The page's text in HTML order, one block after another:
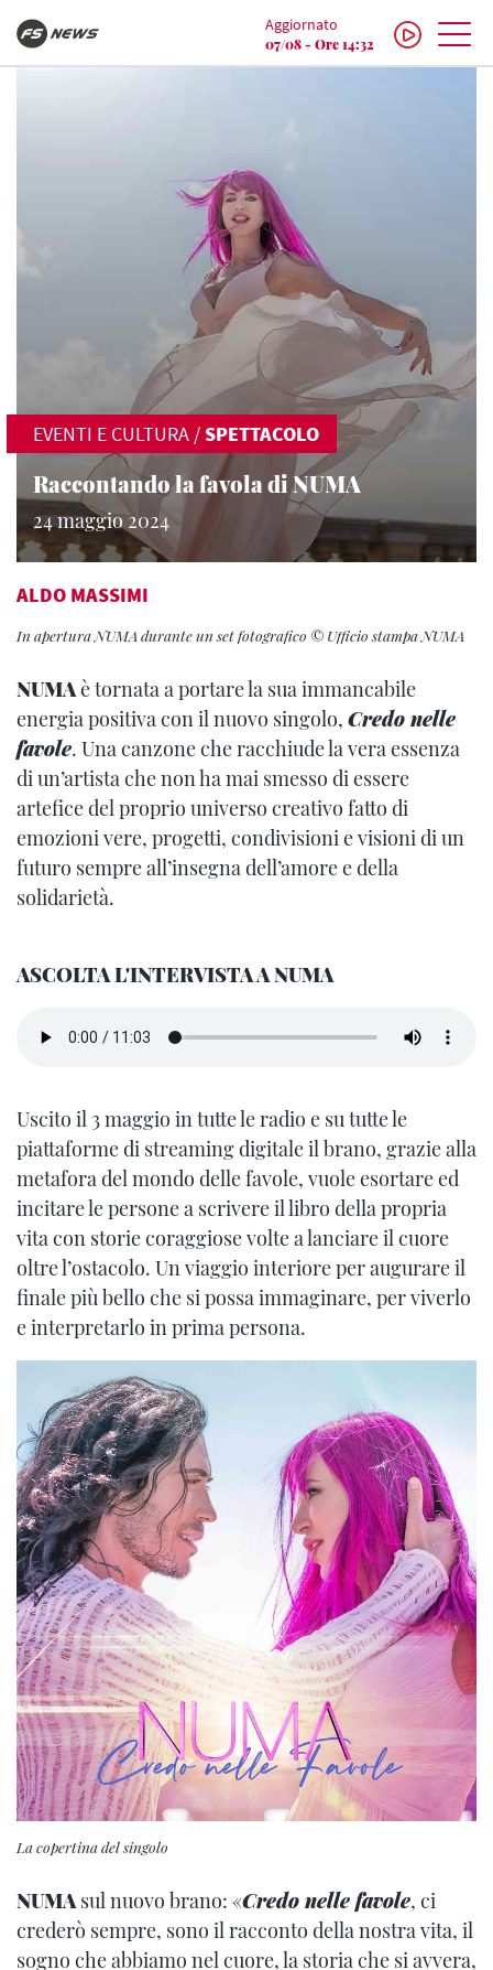
Aggiornato
07/08 - Ore 14:32
EVENTI E CULTURA /SPETTACOLO
Raccontando la favola di NUMA
24 maggio 2024
ALDO MASSIMI
In apertura NUMA durante un set fotografico © Ufficio stampa NUMA
NUMAè tornata a portare la sua immancabile
energia positiva con il nuovo singolo, Credo nelle
favole. Una canzone che racchiude la vera essenza
di un’artista che non ha mai smesso di essere
artefice del proprio universo creativo fatto di
emozioni vere, progetti, condivisioni e visioni di un
futuro sempre all’insegna dell’amore e della
solidarietà.
ASCOLTA L'INTERVISTA A NUMA
Uscito il 3 maggio in tutte le radio e su tutte le
piattaforme di streaming digitale il brano, grazie alla
metafora del mondo delle favole, vuole esortare ed
incitare le persone a scrivere il libro della propria
vita con storie coraggiose volte a lanciare il cuore
oltre l’ostacolo. Un viaggio interiore per augurare il
finale più bello che si possa immaginare, per viverlo
e interpretarlo in prima persona.
La copertina del singolo
NUMAsul nuovo brano: «Credo nelle favole, ci
crederò sempre, sono il racconto della nostra vita, il
sogno che abbiamo nel cuore, la storia che si avvera,